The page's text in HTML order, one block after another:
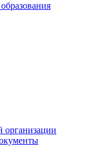
организации